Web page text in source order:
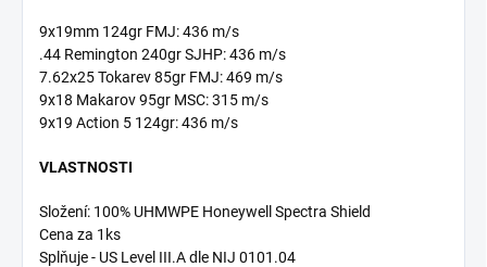
9x19mm 124gr FMJ: 436 m/s
.44 Remington 240gr SJHP: 436 m/s
7.62x25 Tokarev 85gr FMJ: 469 m/s
9x18 Makarov 95gr MSC: 315 m/s
9x19 Action 5 124gr: 436 m/s
VLASTNOSTI
Složení: 100% UHMWPE Honeywell Spectra Shield
Cena za 1ks
Splňuje - US Level III.A dle NIJ 0101.04